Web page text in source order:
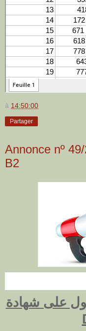
à 14:50:00
Partager
Annonce nº
B2
على شهادة